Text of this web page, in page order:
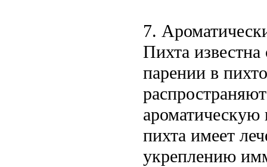
7.
Пихта
парении в
пихта имеет
укреплению